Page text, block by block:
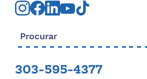
Procurar:
303-595-4377